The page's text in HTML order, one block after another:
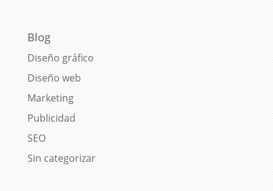
Blog
Diseño gráfico
Diseño web
Marketing
Publicidad
SEO
Sin categorizar